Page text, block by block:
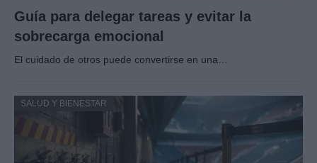
Guía para delegar tareas y evitar la
sobrecarga emocional
El cuidado de otros puede convertirse en una…
SALUD Y BIENESTAR